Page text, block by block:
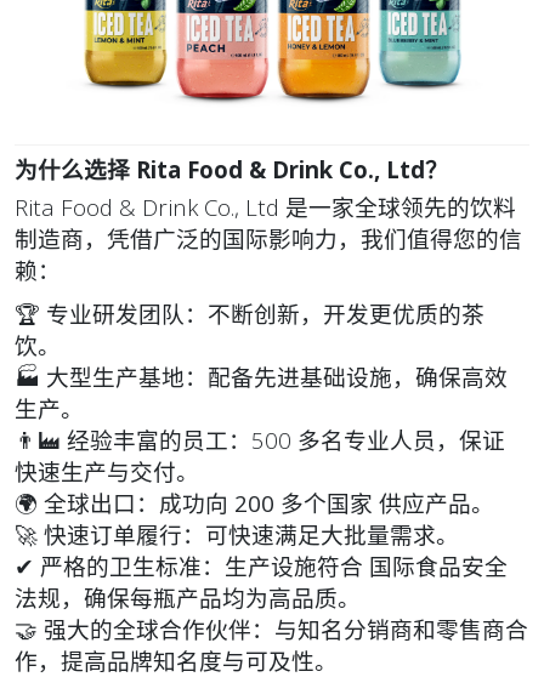
为什么选择 Rita Food & Drink Co., Ltd？
Rita Food & Drink Co., Ltd 是一家全球领先的饮料
制造商，凭借广泛的国际影响力，我们值得您的信
赖：
🏆 专业研发团队 ：不断创新，开发更优质的茶
饮。
🏭 大型生产基地：配备先进基础设施，确保高效
生产。
👨‍🏭 经验丰富的员工 ：500 多名专业人员，保证
快速生产与交付。
🌍 全球出口 ：成功向 200 多个国家 供应产品。
🚀 快速订单履行：可快速满足大批量需求。
✔ 严格的卫生标准：生产设施符合 国际食品安全
法规，确保每瓶产品均为高品质。
🤝 强大的全球合作伙伴：与知名分销商和零售商合
作，提高品牌知名度与可及性。